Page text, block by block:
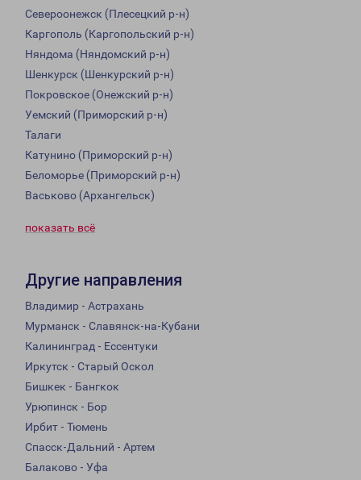
Североонежск (Плесецкий р-н)
Каргополь (Каргопольский р-н)
Няндома (Няндомский р-н)
Шенкурск (Шенкурский р-н)
Покровское (Онежский р-н)
Уемский (Приморский р-н)
Талаги
Катунино (Приморский р-н)
Беломорье (Приморский р-н)
Васьково (Архангельск)
показать всё
Другие направления
Владимир - Астрахань
Мурманск - Славянск-на-Кубани
Калининград - Ессентуки
Иркутск - Старый Оскол
Бишкек - Бангкок
Урюпинск - Бор
Ирбит - Тюмень
Спасск-Дальний - Артем
Балаково - Уфа